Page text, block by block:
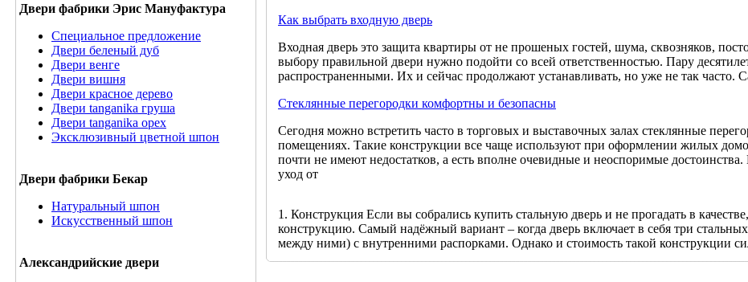
Двери фабрики Эрис Мануфактура
Специальное предложение
Двери беленый дуб
Двери венге
Двери вишня
Двери красное дерево
Двери tanganika груша
Двери tanganika oрех
Эксклюзивный цветной шпон
Двери фабрики Бекар
Натуральный шпон
Искусственный шпон
Александрийские двери
Как выбрать входную дверь
Входная дверь это защита квартиры от не прошеных гостей, шума, сквозняков,
выбору правильной двери нужно подойти со всей ответственностью. Пару
распространенными. Их и сейчас продолжают устанавливать, но уже не так часто.
Стеклянные перегородки комфортны и безопасны
Сегодня можно встретить часто в торговых и выставочных залах стеклянные
помещениях. Такие конструкции все чаще используют при оформлении жилых
почти не имеют недостатков, а есть вполне очевидные и неоспоримые
уход от
1. Конструкция Если вы собрались купить стальную дверь и не прогадать в
конструкцию. Самый надёжный вариант – когда дверь включает в себя три
между ними) с внутренними распорками. Однако и стоимость такой конструкции